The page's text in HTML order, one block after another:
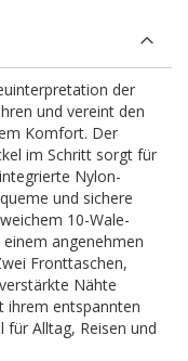
der
und vereint den
Komfort. Der
im Schritt sorgt für
Nylon-
und sichere
10-Wale-
angenehmen
Fronttaschen,
Nähte
ihrem entspannten
für Alltag, Reisen und